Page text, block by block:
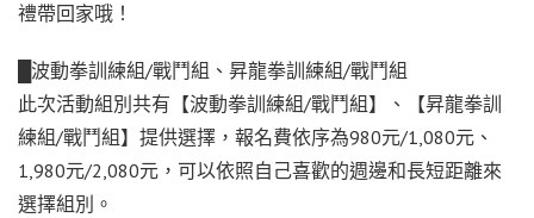
禮帶回家哦！
波動拳訓練組/戰鬥組、昇龍拳訓練組/戰鬥組
此次活動組別共有【波動拳訓練組/戰鬥組】、【昇龍拳訓
練組/戰鬥組】提供選擇，報名費依序為980元/1,080元、
1,980元/2,080元，可以依照自己喜歡的週邊和長短距離來
選擇組別。